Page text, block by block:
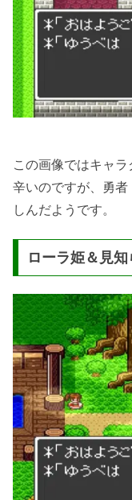
この画像ではキャ
辛いのですが、勇
しんだようです。
ローラ姫＆見